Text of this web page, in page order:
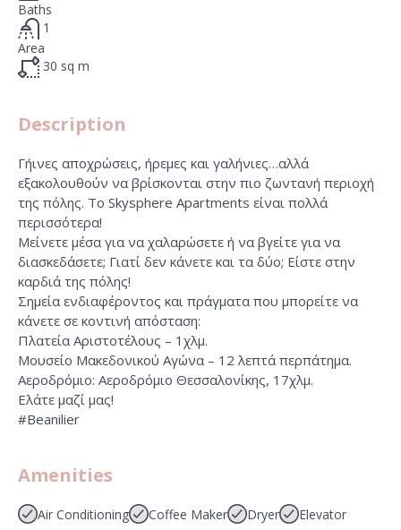
Baths
1
Area
30 sq m
Description
Γήινες αποχρώσεις, ήρεμες και γαλήνιες…αλλά
εξακολουθούν να βρίσκονται στην πιο ζωντανή περιοχή
της πόλης. Το Skysphere Apartments είναι πολλά
περισσότερα!
Μείνετε μέσα για να χαλαρώσετε ή να βγείτε για να
διασκεδάσετε; Γιατί δεν κάνετε και τα δύο; Είστε στην
καρδιά της πόλης!
Σημεία ενδιαφέροντος και πράγματα που μπορείτε να
κάνετε σε κοντινή απόσταση:
Πλατεία Αριστοτέλους – 1χλμ.
Μουσείο Μακεδονικού Αγώνα – 12 λεπτά περπάτημα.
Αεροδρόμιο: Αεροδρόμιο Θεσσαλονίκης, 17χλμ.
Ελάτε μαζί μας!
#Beanilier
Amenities
Air Conditioning Coffee Maker Dryer Elevator